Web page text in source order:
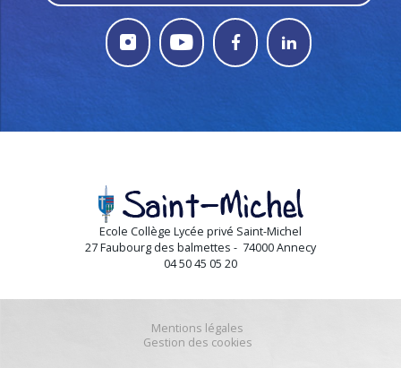
   
Ecole Collège Lycée privé Saint-Michel
27 Faubourg des balmettes - 74000 Annecy
04 50 45 05 20
Mentions légales
Gestion des cookies